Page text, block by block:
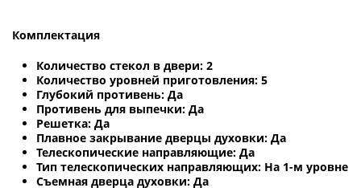
Комплектация
Количество стекол в двери: 2
Количество уровней приготовления: 5
Глубокий противень: Да
Противень для выпечки: Да
Решетка: Да
Плавное закрывание дверцы духовки: Да
Телескопические направляющие: Да
Тип телескопических направляющих: На 1-м уровне
Съемная дверца духовки: Да